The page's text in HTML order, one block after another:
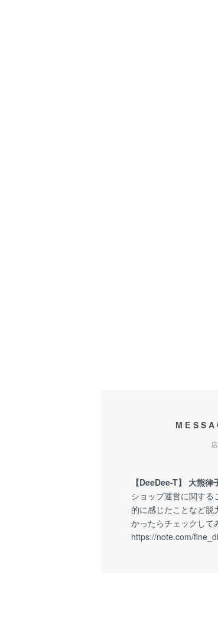
【DeeDee-T】 大熊律
ショップ運営に関する
的に感じたことなど脱
かったらチェックし
https://note.com/